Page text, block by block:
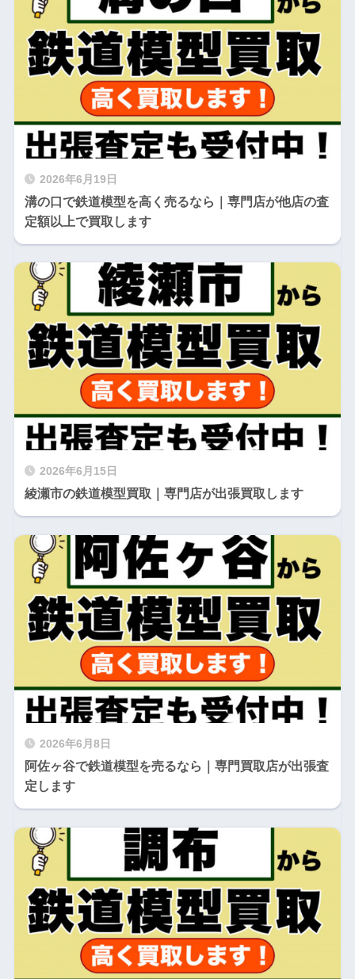
2026年6月19日
溝の口で鉄道模型を高く売るなら｜専門店が他店の査
定額以上で買取します
2026年6月15日
綾瀬市の鉄道模型買取｜専門店が出張買取します
2026年6月8日
阿佐ヶ谷で鉄道模型を売るなら｜専門買取店が出張査
定します